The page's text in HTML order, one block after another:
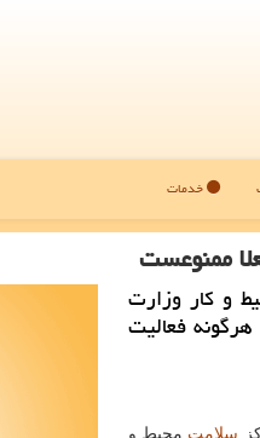
خدمات
ممنوعست
و کار وزارت
فعالیت
سلامت محیط و